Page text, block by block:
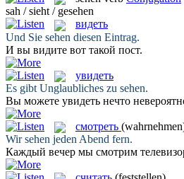
sah / sieht / gesehen
видеть
Und Sie sehen diesen Eintrag.
И вы видите вот такой пост.
увидеть
Es gibt Unglaubliches zu sehen.
Вы можете увидеть нечто
смотреть
Wirsehen jeden Abend fern.
Каждый вечер мы смотрим